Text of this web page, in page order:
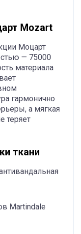
Mozart
Моцарт
— 75000
материала
гармонично
а мягкая
теряет
ткани
Martindale